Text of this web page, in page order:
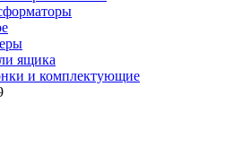
ящика
и комплектующие